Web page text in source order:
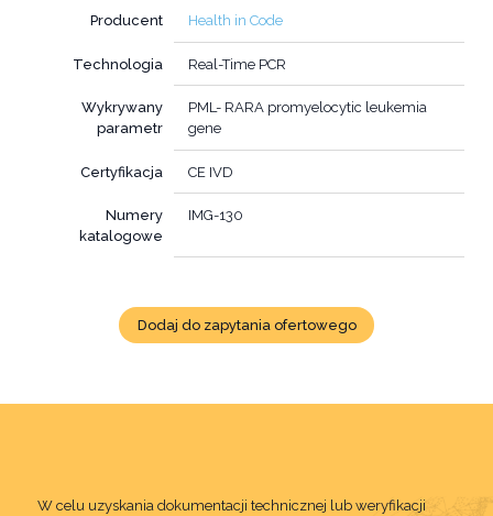
Producent Health in Code
Technologia Real-Time PCR
Wykrywany
parametr
PML- RARA promyelocytic leukemia
gene
Certyfikacja CE IVD
Numery
katalogowe
IMG-130
Dodaj do zapytania ofertowego
W celu uzyskania dokumentacji technicznej lub weryfikacji